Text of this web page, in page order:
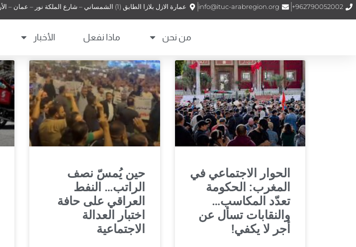
962790052002+
info@ituc-arabregion.org عمارة الازل بلازا الطابق (1) الشمساني – شارع الملكة نور – عمان – الأردن
من نحن ماذا نفعل الأخبار
الحوار الاجتماعي في
المغرب: الحكومة
تعدّد المكاسب…
والنقابات تسأل عن
أجر لا يكفي!
حين يُمسّ نصف
الراتب… النفط
العراقي على حافة
اختبار العدالة
الاجتماعية